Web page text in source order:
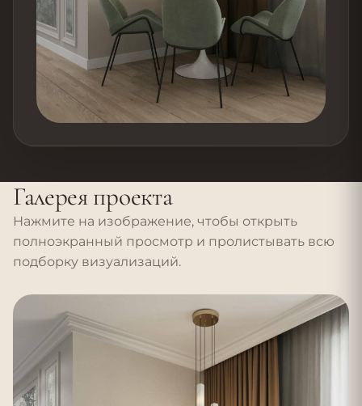
Галерея проекта
Нажмите на изображение, чтобы открыть
полноэкранный просмотр и пролистывать всю
подборку визуализаций.